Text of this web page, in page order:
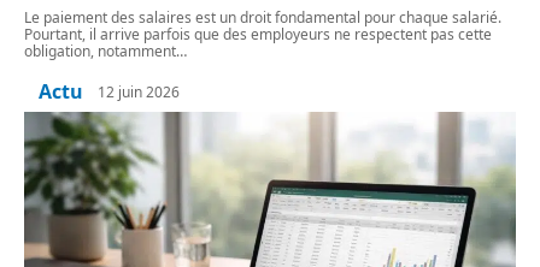
Le paiement des salaires est un droit fondamental pour chaque salarié.
Pourtant, il arrive parfois que des employeurs ne respectent pas cette
obligation, notamment…
Actu 12 juin 2026